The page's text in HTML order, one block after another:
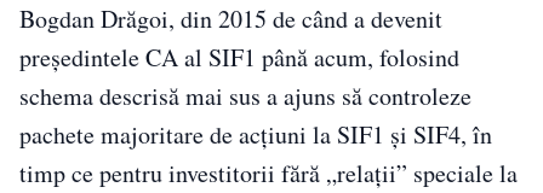
Bogdan Drăgoi, din 2015 de când a devenit
președintele CA al SIF1 până acum, folosind
schema descrisă mai sus a ajuns să controleze
pachete majoritare de acțiuni la SIF1 și SIF4, în
timp ce pentru investitorii fără „relații” speciale la